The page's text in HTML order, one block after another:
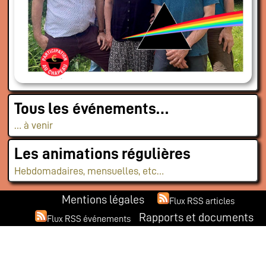
Tous les événements…
… à venir
Les animations régulières
Hebdomadaires, mensuelles, etc…
Mentions légales
Flux RSS articles
Flux RSS événements
Rapports et documents